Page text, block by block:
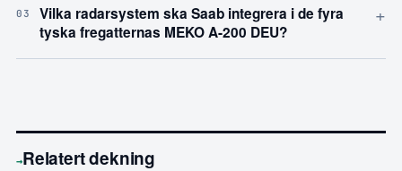
03
Vilka radarsystem ska Saab integrera i de fyra
tyska fregatternas MEKO A-200 DEU?
+
→Relatert dekning